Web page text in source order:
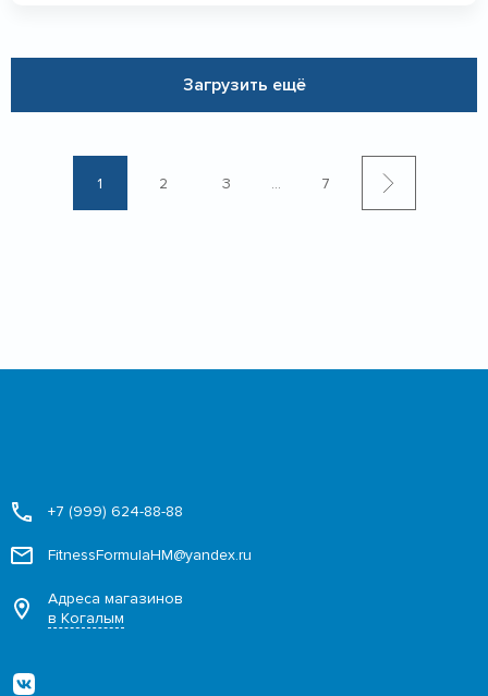
Загрузить ещё
1 2 3 ... 7
+7 (999) 624-88-88
FitnessFormulaHM@yandex.ru
Адреса магазинов
в Когалым